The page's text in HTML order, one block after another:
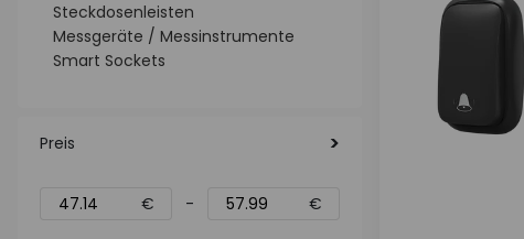
Steckdosenleisten
Messgeräte / Messinstrumente
Smart Sockets
Preis
€ - €